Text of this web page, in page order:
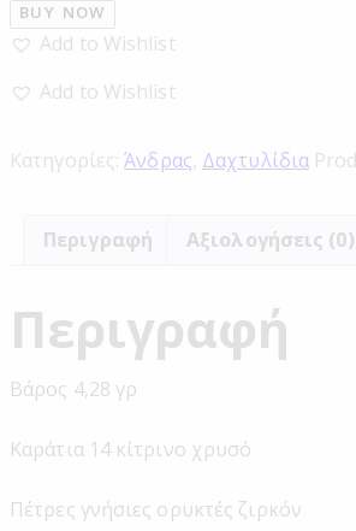
BUY NOW
Add to Wishlist
Add to Wishlist
Κατηγορίες:Άνδρας, Δαχτυλίδια
Περιγραφή Αξιολογήσεις (0)
Περιγραφή
Βάρος 4,28 γρ
Καράτια 14 κίτρινο χρυσό
Πέτρες γνήσιες ορυκτές ζιρκόν